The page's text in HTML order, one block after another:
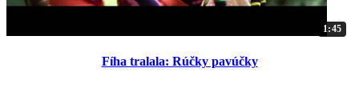
1:45
Fíha tralala: Rúčky pavúčky